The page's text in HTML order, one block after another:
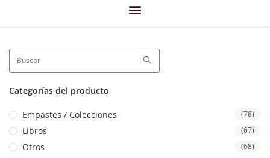
Categorías del producto
Empastes / Colecciones (78)
Libros (67)
Otros (68)